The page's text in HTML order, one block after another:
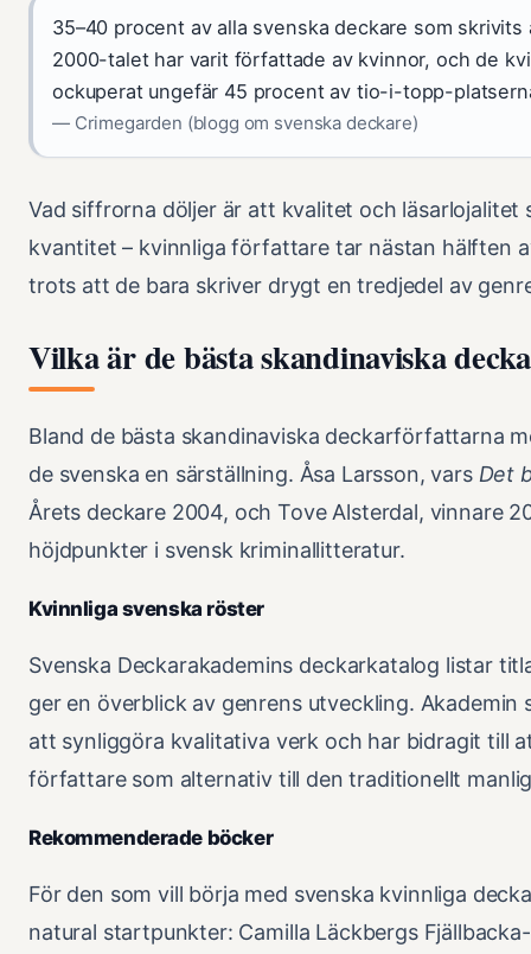
35–40 procent av alla svenska deckare som
2000-talet har varit författade av kvinnor, och de
ockuperat ungefär 45 procent av tio-i-topp-
— Crimegarden (blogg om svenska deckare)
Vad siffrorna döljer är att kvalitet och läsarlojalitet
kvantitet – kvinnliga författare tar nästan hälften
trots att de bara skriver drygt en tredjedel av
Vilka är de bästa skandinaviska
Bland de bästa skandinaviska deckarförfattarna
de svenska en särställning. Åsa Larsson, vars Det
Årets deckare 2004, och Tove Alsterdal, vinnare
höjdpunkter i svensk kriminallitteratur.
Kvinnliga svenska röster
Svenska Deckarakademins deckarkatalog listar
ger en överblick av genrens utveckling. Akademin
att synliggöra kvalitativa verk och har bidragit till
författare som alternativ till den traditionellt
Rekommenderade böcker
För den som vill börja med svenska kvinnliga
natural startpunkter: Camilla Läckbergs